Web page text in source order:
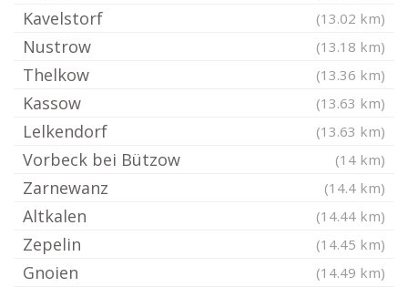
Kavelstorf (13.02 km)
Nustrow (13.18 km)
Thelkow (13.36 km)
Kassow (13.63 km)
Lelkendorf (13.63 km)
Vorbeck bei Bützow (14 km)
Zarnewanz (14.4 km)
Altkalen (14.44 km)
Zepelin (14.45 km)
Gnoien (14.49 km)